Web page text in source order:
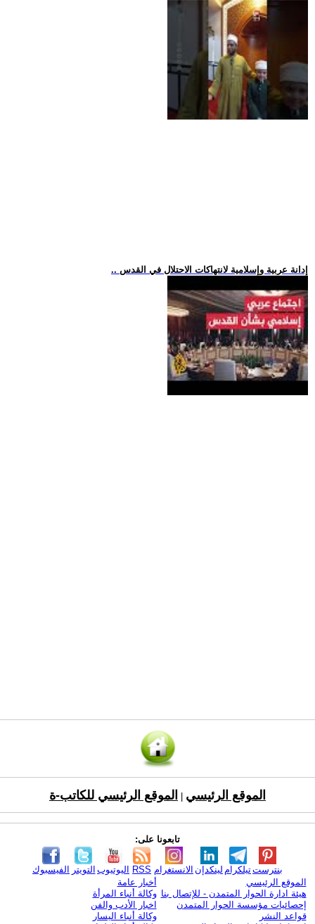
.. إدانة عربية وإسلامية لانتهاكات الاحتلال في القدس
الموقع الرئيسي الموقع الرئيسي للكاتب-ة
تابعونا على:
الفيسبوك التويتر اليوتيوب RSS الانستغرام لينكدإن تيلكرامبنترست
الموقع الرئيسي
هيئة ادارة الحوار المتمدن - للإتصال بنا
إحصائيات مؤسسة الحوار المتمدن
قواعد النشر
أخبار عامة
وكالة أنباء المرأة
اخبار الأدب والفن
وكالة أنباء اليسار